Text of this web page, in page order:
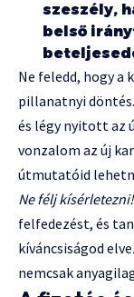
szeszély,
belső
Ne feledd, hogy a
pillanatnyi
és légy nyitott az
vonzalom az új
útmutatóid
Ne félj kísérletezni!
felfedezést, és
kíváncsiságod
nemcsak